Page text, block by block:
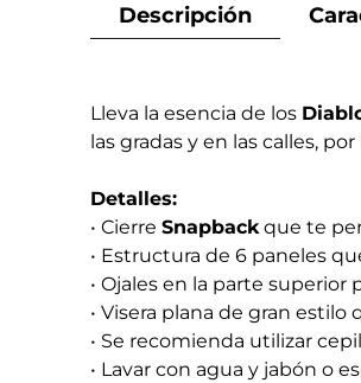
Descripción
Lleva la esencia de los
las gradas y en las calles,
Detalles:
• Cierre Snapbackque te
• Estructura de 6 paneles
• Ojales en la parte superior
• Visera plana de gran
• Se recomienda utilizar
• Lavar con agua y jabón o